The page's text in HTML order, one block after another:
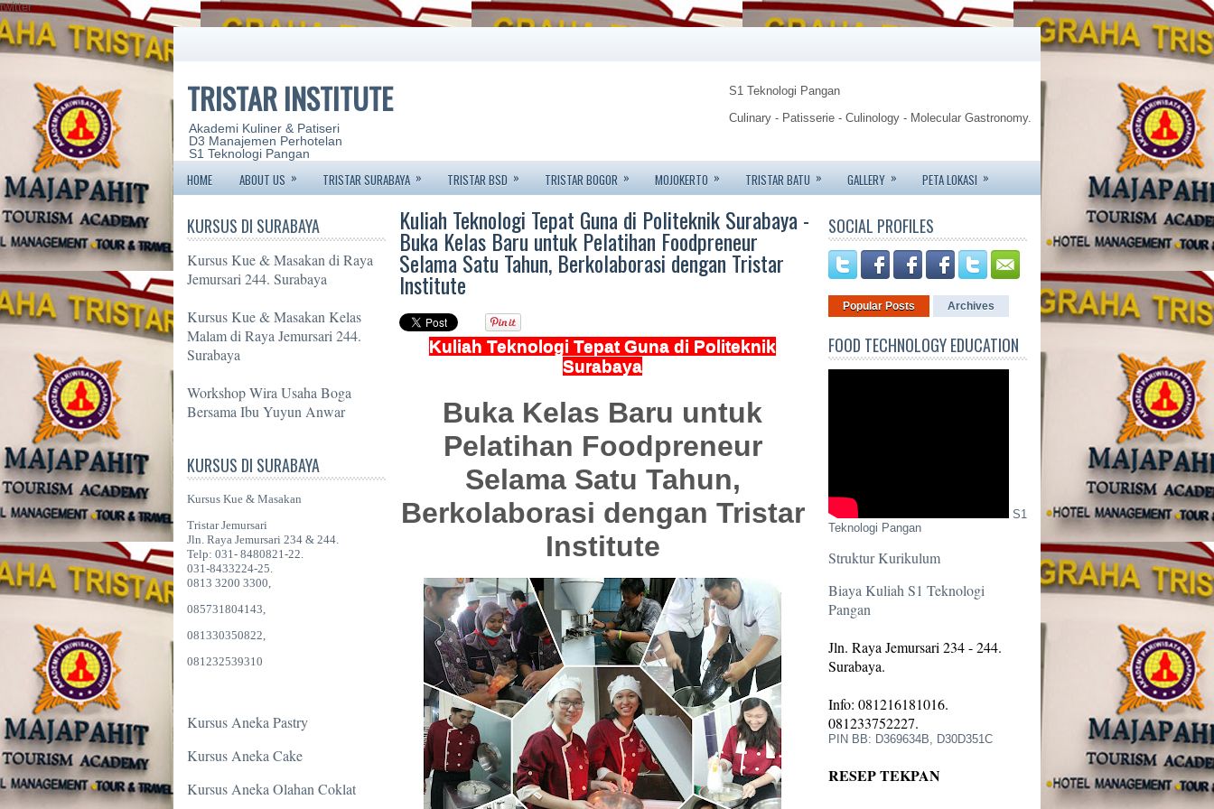
twitter
TRISTAR INSTITUTE
Akademi Kuliner & Patiseri
D3 Manajemen Perhotelan
S1 Teknologi Pangan
S1 Teknologi Pangan
Culinary - Patisserie - Culinology - Molecular Gastronomy.
Food Technology.
Tristar Institute - Jemursari 244 - Surabaya
Info: 081234506426 - 081233752227.
HOME ABOUT US » TRISTAR SURABAYA » TRISTAR BSD » TRISTAR BOGOR » MOJOKERTO » TRISTAR BATU » GALLERY » PETA LOKASI »
KURSUS DI SURABAYA
Kursus Kue & Masakan di Raya
Jemursari 244. Surabaya
Kursus Kue & Masakan Kelas
Malam di Raya Jemursari 244.
Surabaya
Workshop Wira Usaha Boga
Bersama Ibu Yuyun Anwar
KURSUS DI SURABAYA
Kursus Kue & Masakan
Tristar Jemursari
Jln. Raya Jemursari 234 & 244.
Telp: 031- 8480821-22.
031-8433224-25.
0813 3200 3300,
085731804143,
081330350822,
081232539310
Kursus Aneka Pastry
Kursus Aneka Cake
Kursus Aneka Olahan Coklat
Kuliah Teknologi Tepat Guna di Politeknik Surabaya -
Buka Kelas Baru untuk Pelatihan Foodpreneur
Selama Satu Tahun, Berkolaborasi dengan Tristar
Institute
Kuliah Teknologi Tepat Guna di Politeknik
Surabaya
Buka Kelas Baru untuk
Pelatihan Foodpreneur
Selama Satu Tahun,
Berkolaborasi dengan Tristar
Institute
SOCIAL PROFILES
Popular Posts Archives
FOOD TECHNOLOGY EDUCATION
S1
Teknologi Pangan
Struktur Kurikulum
Biaya Kuliah S1 Teknologi
Pangan
Jln. Raya Jemursari 234 - 244.
Surabaya.
Info: 081216181016.
081233752227.
PIN BB: D369634B, D30D351C
RESEP TEKPAN